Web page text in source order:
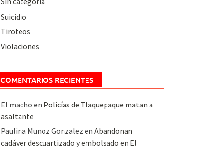
Suicidio
Tiroteos
Violaciones
COMENTARIOS RECIENTES
El macho en Policías de Tlaquepaque matan a
asaltante
Paulina Munoz Gonzalez en Abandonan
cadáver descuartizado y embolsado en El